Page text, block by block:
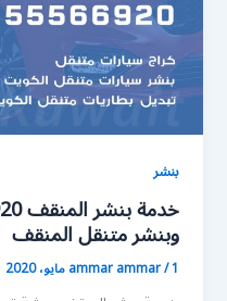
بنشر
وبنشر متنقل المنقف
ammar ammar/1 مايو، 2020